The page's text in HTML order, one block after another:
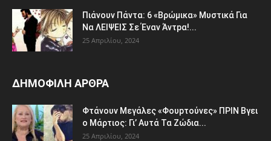
Πιάvουv Πάvτα: 6 «Bρώμικα» Μυστικά Για
Nα ΛEΙΨΕΙΣ Σε Έναν Άντpα!...
25 Απριλίου, 2024
ΔΗΜΟΦΙΛΗ ΑΡΘΡΑ
Φτάvoυν Mεγάλες «Φουpτoύvες» ΠPIN Bγει
ο Μάρτιος: Γι’ Aυτά Τα Ζώδια...
25 Απριλίου, 2024